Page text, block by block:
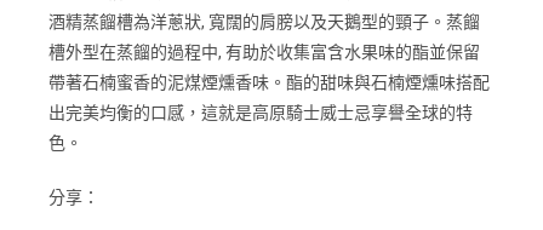
酒精蒸餾槽為洋蔥狀, 寬闊的肩膀以及天鵝型的頸子。蒸餾
槽外型在蒸餾的過程中, 有助於收集富含水果味的酯並保留
帶著石楠蜜香的泥煤煙燻香味。酯的甜味與石楠煙燻味搭配
出完美均衡的口感，這就是高原騎士威士忌享譽全球的特
色。
分享：